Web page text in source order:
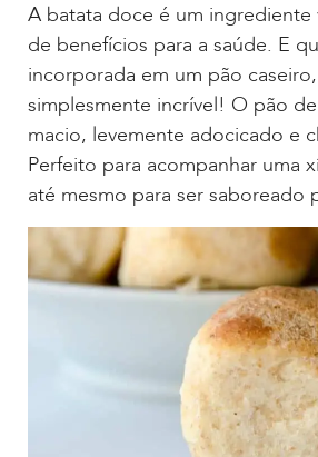
A batata doce é um ingrediente
de benefícios para a saúde. E
incorporada em um pão
simplesmente incrível! O pão
macio, levemente adocicado e
Perfeito para acompanhar uma
até mesmo para ser saboreado